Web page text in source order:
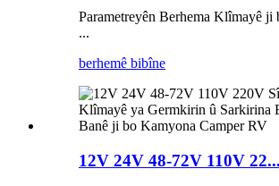
Parametreyên Berhema Klîmayê ji
...
berhemê bibîne
12V 24V 48-72V 110V 22...